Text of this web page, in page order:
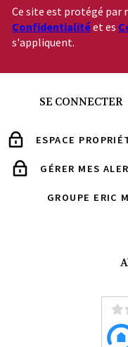
Ce site est protégé par
Confidentialitéet es
s'appliquent.
SE CONNECTER
ESPACE
GÉRER MES
GROUPE ERIC